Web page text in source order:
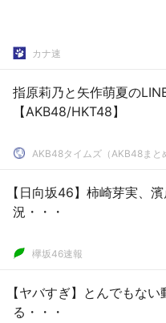
カナ速
指原莉乃と矢作萌夏の
【AKB48/HKT48】
AKB48タイムズ（AKB48まと
【日向坂46】柿崎芽実、
況・・・
欅坂46速報
【ヤバすぎ】とんでもな
る・・・